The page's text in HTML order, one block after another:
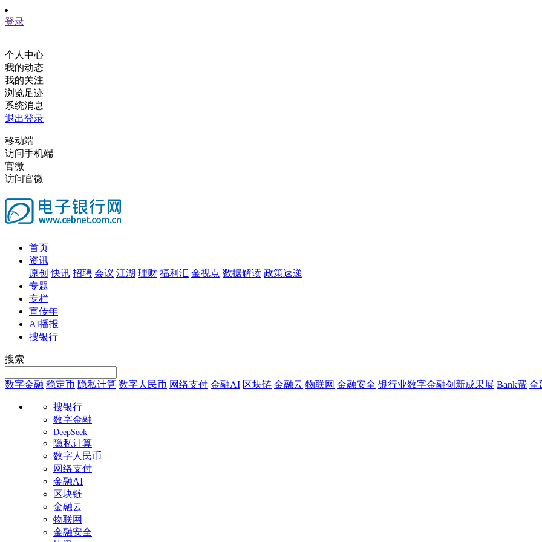
登录
个人中心
我的动态
我的关注
浏览足迹
系统消息
退出登录
移动端
访问手机端
官微
访问官微
首页
资讯
原创 快讯 招聘 会议 江湖 理财 福利汇 金视点 数据解读 政策速递
专题
专栏
宣传年
AI播报
搜银行
搜索
数字金融 稳定币 隐私计算 数字人民币 网络支付 金融AI 区块链 金融云 物联网 金融安全 银行业数字金融创新成果展 Bank帮 全
搜银行
数字金融
DeepSeek
隐私计算
数字人民币
网络支付
金融AI
区块链
金融云
物联网
金融安全